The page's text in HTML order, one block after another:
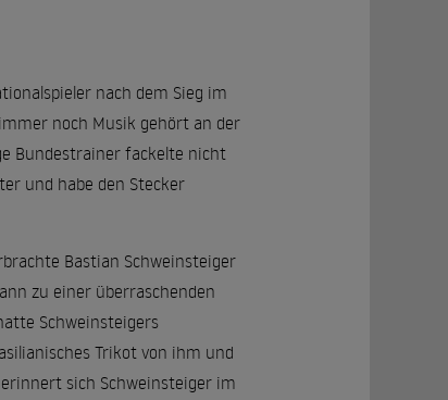
nach dem Sieg im
noch Musik gehört an der
Bundestrainer fackelte nicht
und habe den Stecker
Bastian Schweinsteiger
zu einer überraschenden
Schweinsteigers
Trikot von ihm und
sich Schweinsteiger im